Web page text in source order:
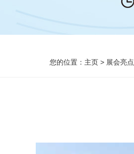
您的位置： 主页 > 展会亮点